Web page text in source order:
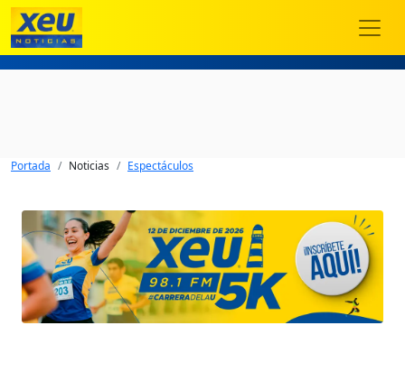
Portada Noticias Espectáculos